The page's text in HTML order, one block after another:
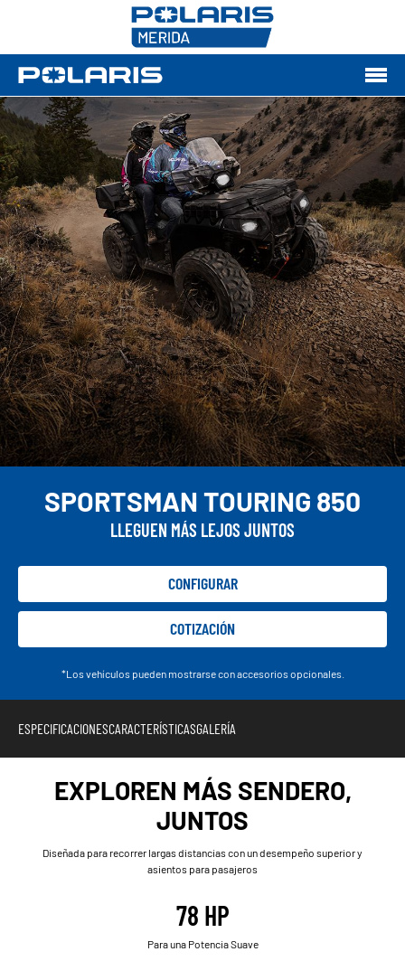
SPORTSMAN TOURING 850
LLEGUEN MÁS LEJOS JUNTOS
CONFIGURAR
COTIZACIÓN
*Los vehículos pueden mostrarse con accesorios opcionales.
ESPECIFICACIONESCARACTERÍSTICASGALERÍA
EXPLOREN MÁS SENDERO,
JUNTOS
Diseñada para recorrer largas distancias con un desempeño superior y
asientos para pasajeros
78 HP
Para una Potencia Suave